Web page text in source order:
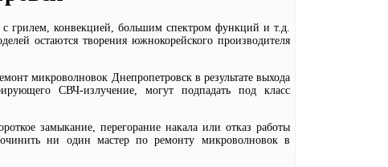
с грилем, конвекцией, большим спектром функций и т.д.
остаются творения южнокорейского производителя
микроволновок Днепропетровск в результате выхода
СВЧ-излучение, могут подпадать под класс
замыкание, перегорание накала или отказ работы
ни один мастер по ремонту микроволновок в